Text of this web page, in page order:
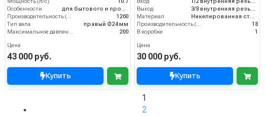
Мощность (л/с)
10.7
Особенности
для бытового и промышленного назначения
Производительность (л/ч)
1260
Тип вала
правый Ø24 мм
Максимальное давление воды (бар)
200
Цена
43 000 руб.
Купить
Вход
1/2 внутренняя резьба
Выход
3/8 внутренняя резьба
Материал
Никелерованная сталь
Производительность (л/мин)
18
В коробке
1
Цена
30 000 руб.
Купить
1
2